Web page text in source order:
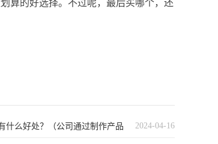
算的好选择。不过呢，最后买哪个，还
2024-04-16
什么好处？（公司通过制作产品